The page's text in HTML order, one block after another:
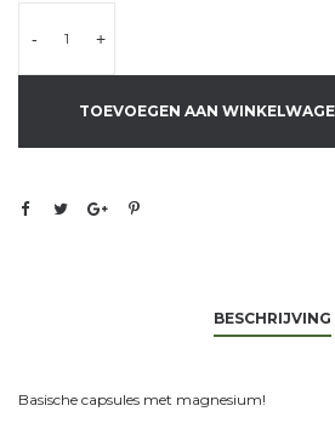
- +
TOEVOEGEN AAN
BESCHRIJVING
Basische capsules met magnesium!